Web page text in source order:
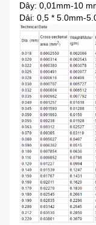
Dây: 0,01mm-10
Dải: 0,5 * 5.0mm-